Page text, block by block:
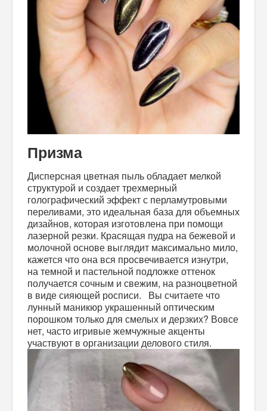
Призма
Дисперсная цветная пыль обладает мелкой
структурой и создает трехмерный
голографический эффект с перламутровыми
переливами, это идеальная база для объемных
дизайнов, которая изготовлена при помощи
лазерной резки. Красящая пудра на бежевой и
молочной основе выглядит максимально мило,
кажется что она вся просвечивается изнутри,
на темной и пастельной подложке оттенок
получается сочным и свежим, на разноцветной
в виде сияющей росписи. Вы считаете что
лунный маникюр украшенный оптическим
порошком только для смелых и дерзких? Вовсе
нет, часто игривые жемчужные акценты
участвуют в организации делового стиля.